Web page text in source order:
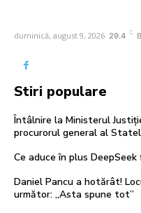
duminică, august 9, 2026 29.4 C
Stiri populare
Întâlnire la Ministerul
procurorul general al
Ce aduce în plus
Daniel Pancu a hotărât!
următor: „Asta spune tot”